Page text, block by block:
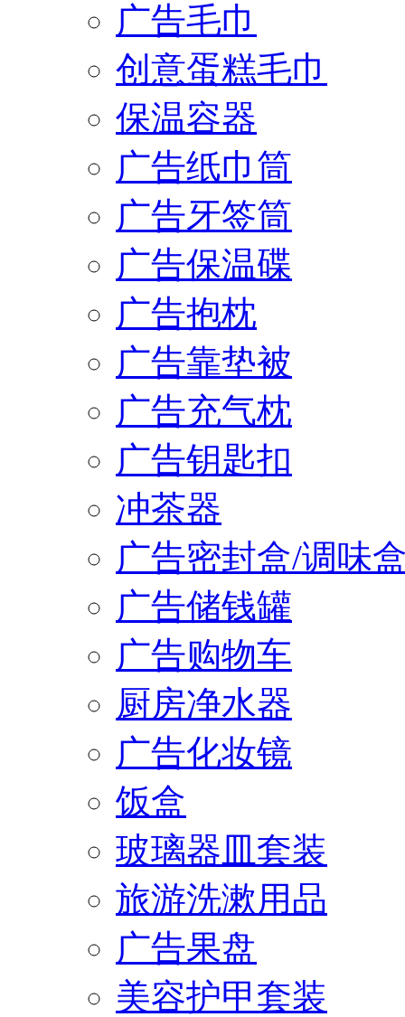
广告毛巾
创意蛋糕毛巾
保温容器
广告纸巾筒
广告牙签筒
广告保温碟
广告抱枕
广告靠垫被
广告充气枕
广告钥匙扣
冲茶器
广告密封盒/调味
广告储钱罐
广告购物车
厨房净水器
广告化妆镜
饭盒
玻璃器皿套装
旅游洗漱用品
广告果盘
美容护甲套装